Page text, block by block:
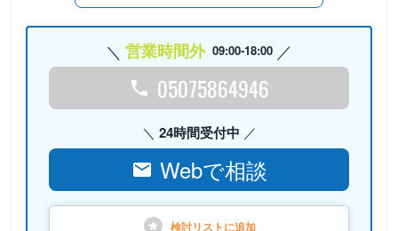
営業時間外 09:00-18:00
05075864946
24時間受付中
Webで相談
検討リストに追加